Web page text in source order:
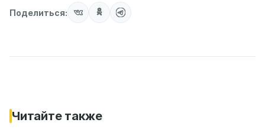
Поделиться:
Читайте также